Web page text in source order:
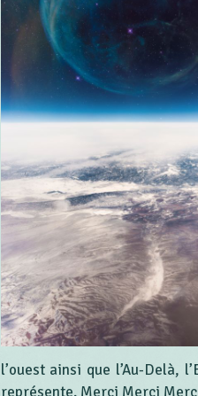
l’ouest ainsi que l’Au-Delà,
représente. Merci Merci